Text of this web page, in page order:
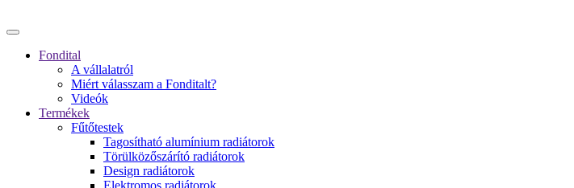
Fondital
A vállalatról
Miért válasszam a Fonditalt?
Videók
Termékek
Fűtőtestek
Tagosítható alumínium radiátorok
Törülközőszárító radiátorok
Design radiátorok
Elektromos radiátorok